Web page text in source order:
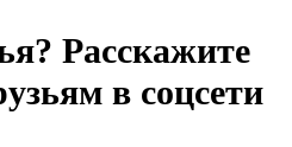
Расскажите
в соцсети